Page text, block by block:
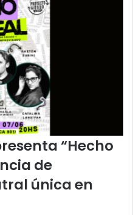
“Hecho
de
única en